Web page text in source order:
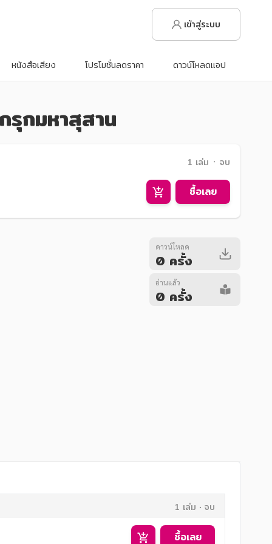
เข้าสู่ระบบ
หนังสือเสียง โปรโมชั่นลดราคา ดาวน์โหลดแอป
กมหาสุสาน
1 เล่ม ᛫ จบ
ซื้อเลย
ดาวน์โหลด
0 ครั้ง
อ่านแล้ว
0 ครั้ง
1 เล่ม จบ
ซื้อเลย